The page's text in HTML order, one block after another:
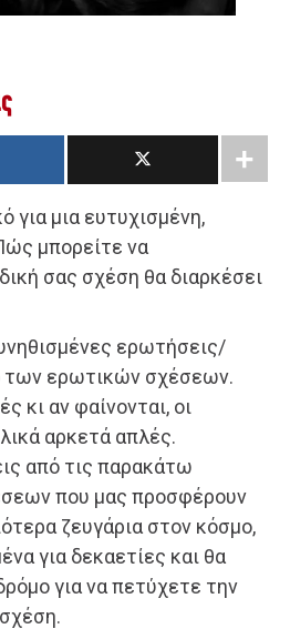
για μια ευτυχισμένη,
μπορείτε να
σας σχέση θα διαρκέσει
ερωτήσεις/
των ερωτικών σχέσεων.
κι αν φαίνονται, οι
αρκετά απλές.
από τις παρακάτω
που μας προσφέρουν
ζευγάρια στον κόσμο,
για δεκαετίες και θα
για να πετύχετε την